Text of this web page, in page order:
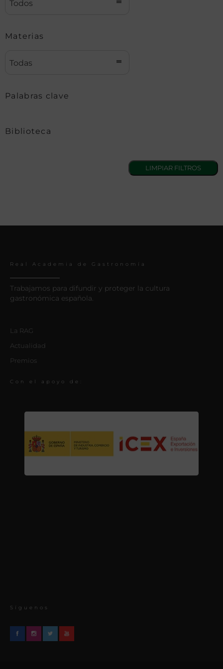
Todos
Materias
Todas
Palabras clave
Biblioteca
Real Academia de Gastronomía
Trabajamos para difundir y proteger la cultura
gastronómica española.
La RAG
Actualidad
Premios
Con el apoyo de:
Síguenos